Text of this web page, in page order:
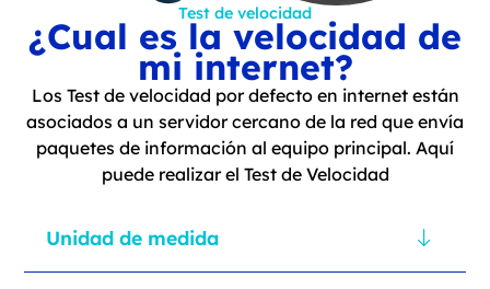
Test de velocidad
¿Cual es la velocidad de
mi internet?
Los Test de velocidad por defecto en internet están
asociados a un servidor cercano de la red que envía
paquetes de información al equipo principal. Aquí
puede realizar el Test de Velocidad
Unidad de medida